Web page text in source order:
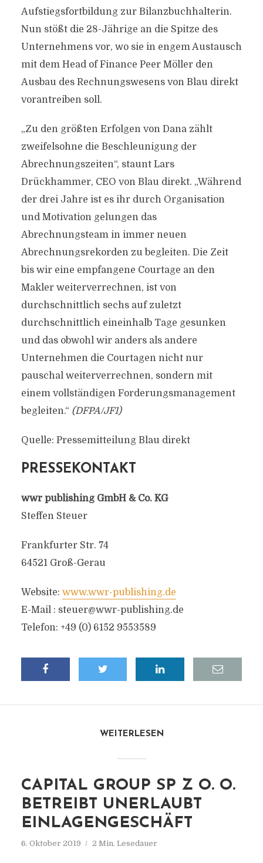
Aufstiegsfortbildung zur Bilanzbuchhalterin.
Nun stößt die 28-Jährige an die Spitze des
Unternehmens vor, wo sie in engem Austausch
mit dem Head of Finance Peer Möller den
Ausbau des Rechnungswesens von Blau direkt
vorantreiben soll.
„Zu den größten Erfolgen von Dana zählt
zweifelsohne die Beschleunigung der
Abrechnungszeiten“, staunt Lars
Drückhammer, CEO von Blau direkt. „Während
der drei Jahre ist es ihr durch Organisation
und Motivation gelungen das
Abrechnungsteam in immer neuen
Abrechnungsrekorden zu begleiten. Die Zeit
bis wir eine empfangene Courtage an den
Makler weiterverrechnen, ist von
durchschnittlich sechs auf zuletzt
durchschnittlich eineinhalb Tage gesunken
und das obwohl wir anders als andere
Unternehmen die Courtagen nicht nur
pauschal weiterverrechnen, sondern mit
einem vollständigen Forderungsmanagement
begleiten.“ (DFPA/JF1)
Quelle: Pressemitteilung Blau direkt
PRESSEKONTAKT
wwr publishing GmbH & Co. KG
Steffen Steuer
Frankfurter Str. 74
64521 Groß-Gerau
Website: www.wwr-publishing.de
E-Mail : steuer@wwr-publishing.de
Telefon: +49 (0) 6152 9553589
WEITERLESEN
CAPITAL GROUP SP Z O. O.
BETREIBT UNERLAUBT
EINLAGENGESCHÄFT
6. Oktober 2019 2 Min. Lesedauer